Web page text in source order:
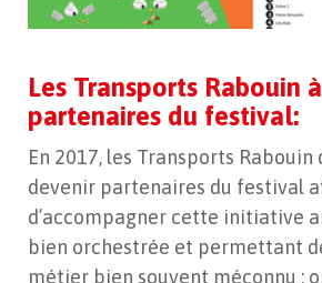
Les Transports Rabouin
partenaires du festival:
En 2017, les Transports Rabouin
devenir partenaires du festival
d’accompagner cette initiative
bien orchestrée et permettant
métier bien souvent méconnu ;